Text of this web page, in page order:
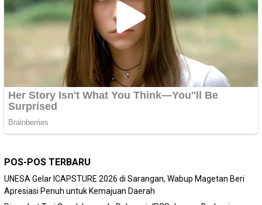
POS-POS TERBARU
‎UNESA Gelar ICAPSTURE 2026 di Sarangan, Wabup Magetan Beri
Apresiasi Penuh untuk Kemajuan Daerah